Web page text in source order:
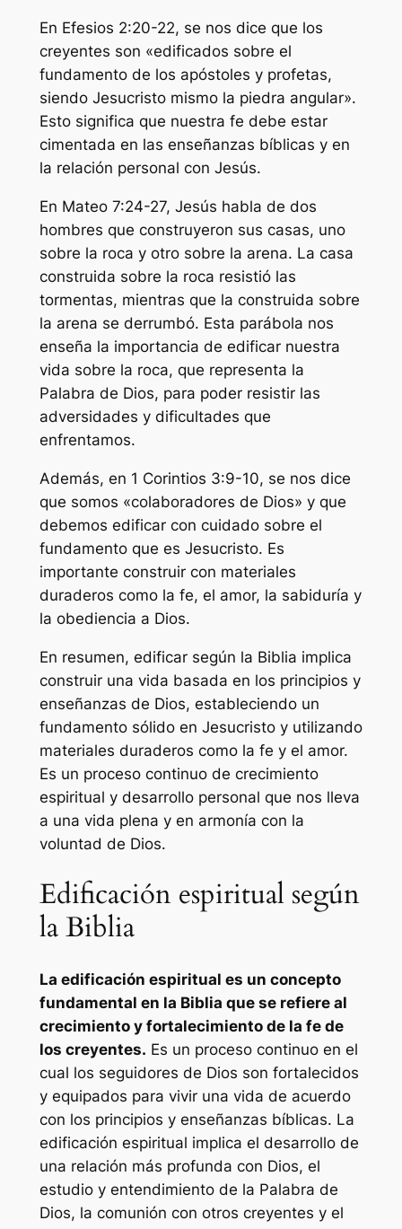
En Efesios 2:20-22, se nos dice que los
creyentes son «edificados sobre el
fundamento de los apóstoles y profetas,
siendo Jesucristo mismo la piedra angular».
Esto significa que nuestra fe debe estar
cimentada en las enseñanzas bíblicas y en
la relación personal con Jesús.
En Mateo 7:24-27, Jesús habla de dos
hombres que construyeron sus casas, uno
sobre la roca y otro sobre la arena. La casa
construida sobre la roca resistió las
tormentas, mientras que la construida sobre
la arena se derrumbó. Esta parábola nos
enseña la importancia de edificar nuestra
vida sobre la roca, que representa la
Palabra de Dios, para poder resistir las
adversidades y dificultades que
enfrentamos.
Además, en 1 Corintios 3:9-10, se nos dice
que somos «colaboradores de Dios» y que
debemos edificar con cuidado sobre el
fundamento que es Jesucristo. Es
importante construir con materiales
duraderos como la fe, el amor, la sabiduría y
la obediencia a Dios.
En resumen, edificar según la Biblia implica
construir una vida basada en los principios y
enseñanzas de Dios, estableciendo un
fundamento sólido en Jesucristo y utilizando
materiales duraderos como la fe y el amor.
Es un proceso continuo de crecimiento
espiritual y desarrollo personal que nos lleva
a una vida plena y en armonía con la
voluntad de Dios.
Edificación espiritual según
la Biblia
La edificación espiritual es un concepto
fundamental en la Biblia que se refiere al
crecimiento y fortalecimiento de la fe de
los creyentes. Es un proceso continuo en el
cual los seguidores de Dios son fortalecidos
y equipados para vivir una vida de acuerdo
con los principios y enseñanzas bíblicas. La
edificación espiritual implica el desarrollo de
una relación más profunda con Dios, el
estudio y entendimiento de la Palabra de
Dios, la comunión con otros creyentes y el